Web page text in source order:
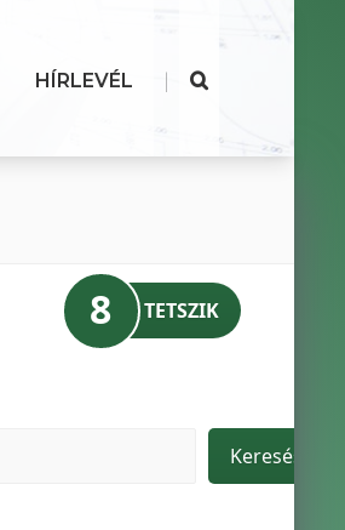
HÍRLEVÉL |
8 TETSZIK
Keresés